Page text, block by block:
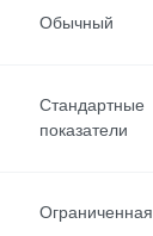
Обычный
Стандартные
показатели
Ограниченная